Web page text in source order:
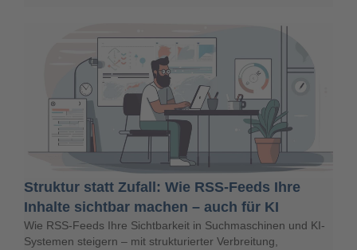
Struktur statt Zufall: Wie RSS-Feeds Ihre
Inhalte sichtbar machen – auch für KI
Wie RSS-Feeds Ihre Sichtbarkeit in Suchmaschinen und KI-
Systemen steigern – mit strukturierter Verbreitung,